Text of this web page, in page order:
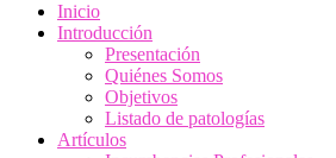
Inicio
Introducción
Presentación
Quiénes Somos
Objetivos
Listado de patologías
Artículos